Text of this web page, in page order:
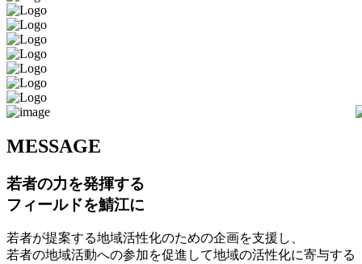
MESSAGE
若者の力を発揮する
フィールドを鯖江に
若者が提案する地域活性化のための企画を支援し、
若者の地域活動への参加を促進して地域の活性化に寄与する